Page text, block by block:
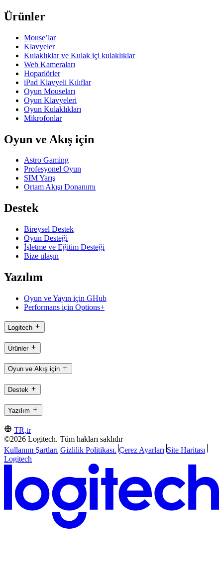
Ürünler
Mouse’lar
Klavyeler
Kulaklıklar ve Kulak içi kulaklıklar
Web Kameraları
Hoparlörler
iPad Klavyeli Kılıflar
Oyun Mouseları
Oyun Klavyeleri
Oyun Kulaklıkları
Mikrofonlar
Oyun ve Akış için
Astro Gaming
Profesyonel Oyun
SIM Yarış
Ortam Akışı Donanımı
Destek
Bireysel Destek
Oyun Desteği
İşletme ve Eğitim Desteği
Bize ulaşın
Yazılım
Oyun ve Yayın için GHub
Performans için Options+
Logitech
Ürünler
Oyun ve Akış için
Destek
Yazılım
TR,tr
©2026 Logitech. Tüm hakları saklıdır
Kullanım Şartları Gizlilik Politikası. Çerez Ayarları Site Haritası
Logitech